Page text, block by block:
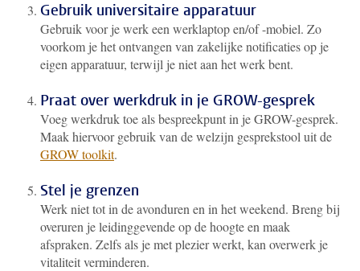
Gebruik universitaire apparatuur
Gebruik voor je werk een werklaptop en/of -mobiel. Zo
voorkom je het ontvangen van zakelijke notificaties op je
eigen apparatuur, terwijl je niet aan het werk bent.
Praat over werkdruk in je GROW-gesprek
Voeg werkdruk toe als bespreekpunt in je GROW-gesprek.
Maak hiervoor gebruik van de welzijn gesprekstool uit de
GROW toolkit.
Stel je grenzen
Werk niet tot in de avonduren en in het weekend. Breng bij
overuren je leidinggevende op de hoogte en maak
afspraken. Zelfs als je met plezier werkt, kan overwerk je
vitaliteit verminderen.